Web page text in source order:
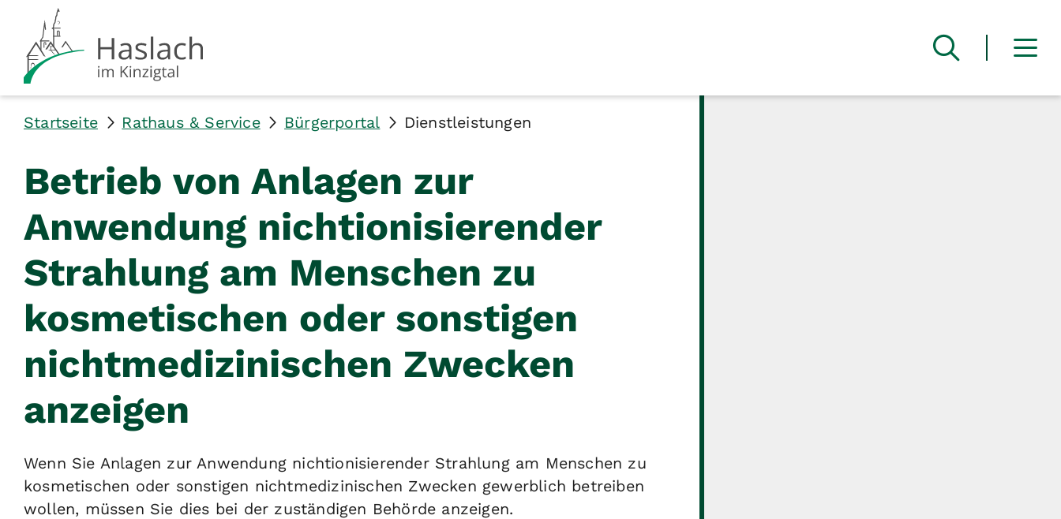
Startseite Rathaus & Service Bürgerportal Dienstleistungen
Betrieb von Anlagen zur
Anwendung nichtionisierender
Strahlung am Menschen zu
kosmetischen oder sonstigen
nichtmedizinischen Zwecken
anzeigen
Wenn Sie Anlagen zur Anwendung nichtionisierender Strahlung am Menschen zu
kosmetischen oder sonstigen nichtmedizinischen Zwecken gewerblich betreiben
wollen, müssen Sie dies bei der zuständigen Behörde anzeigen.